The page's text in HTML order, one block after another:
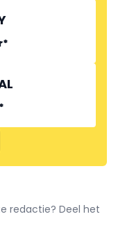
*
*
redactie? Deel het